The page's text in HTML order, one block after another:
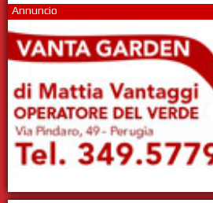
Annuncio